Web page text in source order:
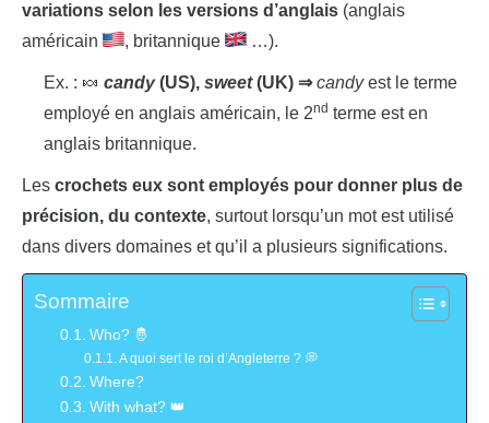
variations selon les versions d’anglais (anglais
américain
, britannique …).
Ex. : 🍬 candy(US), sweet(UK) ⇒candyest le terme
employé en anglais américain, le 2nd terme est en
anglais britannique.
Les crochets eux sont employés pour donner plus de
précision, du contexte, surtout lorsqu’un mot est utilisé
dans divers domaines et qu’il a plusieurs significations.
Sommaire
Who? 🤴
A quoi sert le roi d’Angleterre ? 💭
Where?
With what? 👑